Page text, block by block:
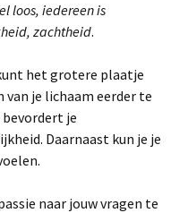
loos, iedereen is
zachtheid.
het grotere plaatje
van je lichaam eerder te
je
Daarnaast kun je je
naar jouw vragen te